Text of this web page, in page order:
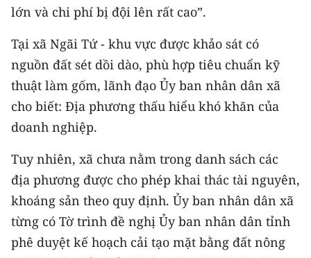
한국어
lớn và chi phí bị đội lên rất cao”.
Tại xã Ngãi Tứ - khu vực được khảo sát có
nguồn đất sét dồi dào, phù hợp tiêu chuẩn kỹ
thuật làm gốm, lãnh đạo Ủy ban nhân dân xã
cho biết: Địa phương thấu hiểu khó khăn của
doanh nghiệp.
Tuy nhiên, xã chưa nằm trong danh sách các
địa phương được cho phép khai thác tài nguyên,
khoáng sản theo quy định. Ủy ban nhân dân xã
từng có Tờ trình đề nghị Ủy ban nhân dân tỉnh
phê duyệt kế hoạch cải tạo mặt bằng đất nông